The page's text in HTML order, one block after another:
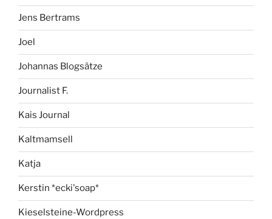
Jens Bertrams
Joel
Johannas Blogsätze
Journalist F.
Kais Journal
Kaltmamsell
Katja
Kerstin *ecki'soap*
Kieselsteine-Wordpress